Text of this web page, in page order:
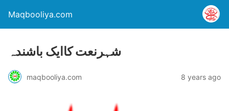
Maqbooliya.com
شہرنعت کاایک باشندہ
maqbooliya.com 8 years ago